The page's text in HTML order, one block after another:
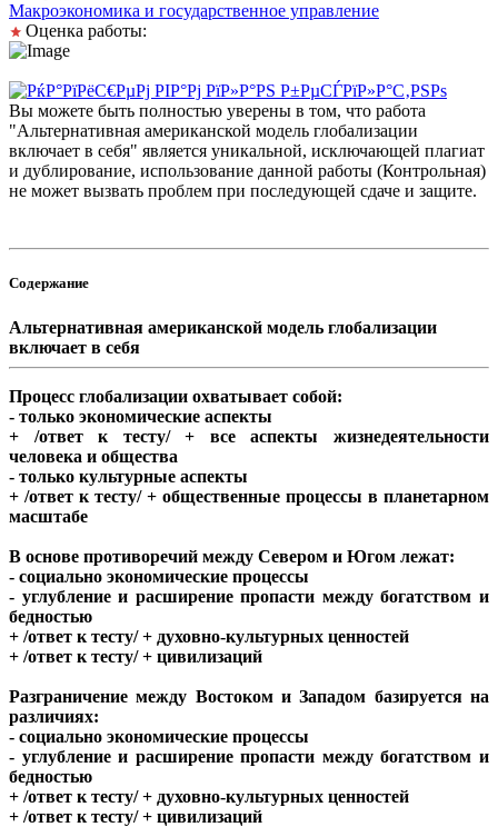
Макроэкономика и государственное управление
Оценка работы:
Вы можете быть полностью уверены в том, что работа
"Альтернативная американской модель глобализации
включает в себя" является уникальной, исключающей плагиат
и дублирование, использование данной работы (Контрольная)
не может вызвать проблем при последующей сдаче и защите.
Содержание
Альтернативная американской модель глобализации
включает в себя
Процесс глобализации охватывает собой:
- только экономические аспекты
+ /ответ к тесту/ + все аспекты жизнедеятельности
человека и общества
- только культурные аспекты
+ /ответ к тесту/ + общественные процессы в планетарном
масштабе
В основе противоречий между Севером и Югом лежат:
- социально экономические процессы
- углубление и расширение пропасти между богатством и
бедностью
+ /ответ к тесту/ + духовно-культурных ценностей
+ /ответ к тесту/ + цивилизаций
Разграничение между Востоком и Западом базируется на
различиях:
- социально экономические процессы
- углубление и расширение пропасти между богатством и
бедностью
+ /ответ к тесту/ + духовно-культурных ценностей
+ /ответ к тесту/ + цивилизаций